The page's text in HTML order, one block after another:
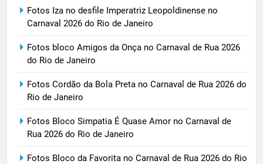
Fotos Iza no desfile Imperatriz Leopoldinense no
Carnaval 2026 do Rio de Janeiro
Fotos bloco Amigos da Onça no Carnaval de Rua 2026
do Rio de Janeiro
Fotos Cordão da Bola Preta no Carnaval de Rua 2026 do
Rio de Janeiro
Fotos Bloco Simpatia É Quase Amor no Carnaval de
Rua 2026 do Rio de Janeiro
Fotos Bloco da Favorita no Carnaval de Rua 2026 do Rio